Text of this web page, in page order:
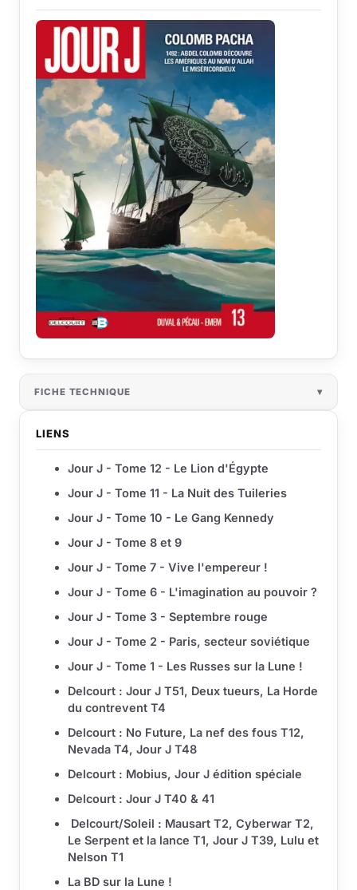
FICHE TECHNIQUE
LIENS
Jour J - Tome 12 - Le Lion d'Égypte
Jour J - Tome 11 - La Nuit des Tuileries
Jour J - Tome 10 - Le Gang Kennedy
Jour J - Tome 8 et 9
Jour J - Tome 7 - Vive l'empereur !
Jour J - Tome 6 - L'imagination au pouvoir ?
Jour J - Tome 3 - Septembre rouge
Jour J - Tome 2 - Paris, secteur soviétique
Jour J - Tome 1 - Les Russes sur la Lune !
Delcourt : Jour J T51, Deux tueurs, La Horde
du contrevent T4
Delcourt : No Future, La nef des fous T12,
Nevada T4, Jour J T48
Delcourt : Mobius, Jour J édition spéciale
Delcourt : Jour J T40 & 41
Delcourt/Soleil : Mausart T2, Cyberwar T2,
Le Serpent et la lance T1, Jour J T39, Lulu et
Nelson T1
La BD sur la Lune !